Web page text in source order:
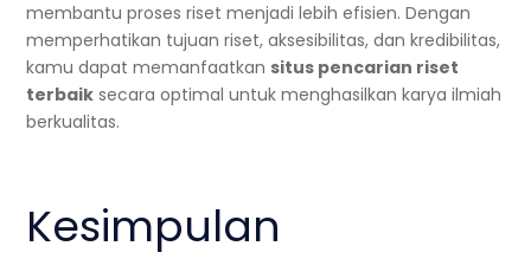
membantu proses riset menjadi lebih efisien. Dengan
memperhatikan tujuan riset, aksesibilitas, dan kredibilitas,
kamu dapat memanfaatkan situs pencarian riset
terbaiksecara optimal untuk menghasilkan karya ilmiah
berkualitas.
Kesimpulan